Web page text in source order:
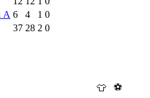
А 6 4 1 0
37 28 2 0
👕
⚽